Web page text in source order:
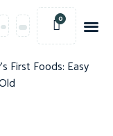
0
First Foods: Easy